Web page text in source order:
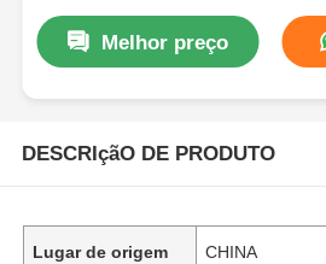
Melhor preço
DESCRIçãO DE PRODUTO
Lugar de origem CHINA